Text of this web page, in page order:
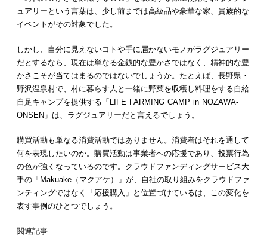
ュアリーという言葉は、少し前までは高級品や豪華な家、貴族的な
イベントがその対象でした。
しかし、自分に見えないコトや手に届かないモノがラグジュアリー
だとするなら、現在は単なる金銭的な豊かさではなく、精神的な豊
かさこそが当てはまるのではないでしょうか。たとえば、長野県・
野沢温泉村で、村に暮らす人と一緒に野菜を収穫し料理をする自給
自足キャンプを提供する「LIFE FARMING CAMP in NOZAWA-
ONSEN」は、ラグジュアリーだと言えるでしょう。
購買活動も単なる消費活動ではありません。消費者はそれを通して
何を表現したいのか。購買活動は事業者への応援であり、投票行為
の色が強くなっているのです。クラウドファンディングサービス大
手の「Makuake（マクアケ）」が、自社の取り組みをクラウドファ
ンティングではなく「応援購入」と位置づけているは、この変化を
表す事例のひとつでしょう。
関連記事